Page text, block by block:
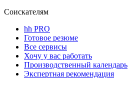
Соискателям
hh PRO
Готовое резюме
Все сервисы
Хочу у вас работать
Производственный календарь
Экспертная рекомендация